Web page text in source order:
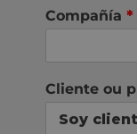
Compañía *
Cliente ou